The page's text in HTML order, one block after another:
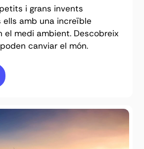
i grans invents
ells amb una increïble
el medi ambient. Descobreix
canviar el món.